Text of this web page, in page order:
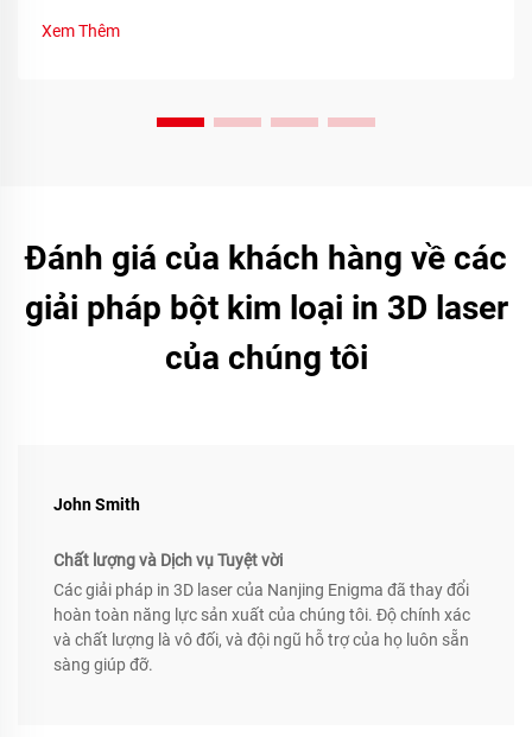
Xem Thêm
Đánh giá của khách hàng về các
giải pháp bột kim loại in 3D laser
của chúng tôi
John Smith
Chất lượng và Dịch vụ Tuyệt vời
Các giải pháp in 3D laser của Nanjing Enigma đã thay đổi
hoàn toàn năng lực sản xuất của chúng tôi. Độ chính xác
và chất lượng là vô đối, và đội ngũ hỗ trợ của họ luôn sẵn
sàng giúp đỡ.